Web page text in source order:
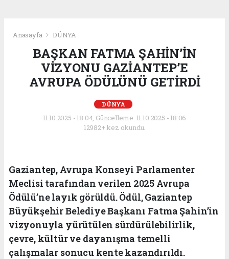
Anasayfa DÜNYA
BAŞKAN FATMA ŞAHİN’İN
VİZYONU GAZİANTEP’E
AVRUPA ÖDÜLÜNÜ GETİRDİ
DÜNYA
11.10.2025 - 18:04, Güncelleme: 11.10.2025 - 18:06
12982+ kez okundu.
Gaziantep, Avrupa Konseyi Parlamenter
Meclisi tarafından verilen 2025 Avrupa
Ödülü’ne layık görüldü. Ödül, Gaziantep
Büyükşehir Belediye Başkanı Fatma Şahin’in
vizyonuyla yürütülen sürdürülebilirlik,
çevre, kültür ve dayanışma temelli
çalışmalar sonucu kente kazandırıldı.